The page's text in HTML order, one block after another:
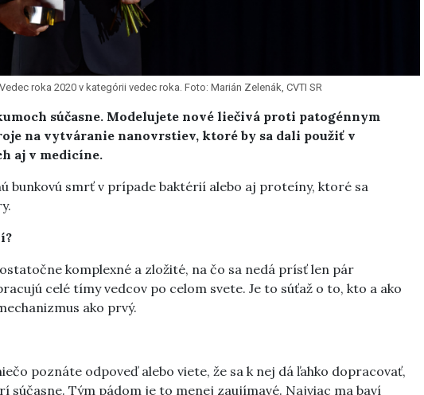
roka 2020 v kategórii vedec roka. Foto: Marián Zelenák, CVTI SR
súčasne. Modelujete nové liečivá proti patogénnym
na vytváranie nanovrstiev, ktoré by sa dali použiť v
aj v medicíne.
bunkovú smrť v prípade baktérií alebo aj proteíny, ktoré sa
komplexné a zložité, na čo sa nedá prísť len pár
celé tímy vedcov po celom svete. Je to súťaž o to, kto a ako
ako prvý.
poznáte odpoveď alebo viete, že sa k nej dá ľahko dopracovať,
súčasne. Tým pádom je to menej zaujímavé. Najviac ma baví